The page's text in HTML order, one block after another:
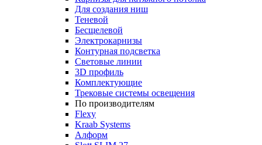
Для создания ниш
Теневой
Бесщелевой
Электрокарнизы
Контурная подсветка
Световые линии
3D профиль
Комплектующие
Трековые системы освещения
По производителям
Flexy
Kraab Systems
Алформ